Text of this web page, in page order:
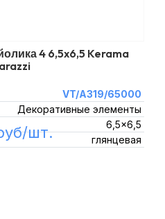
4 6,5x6,5 Kerama
VT/A319/65000
Декоративные элементы
6,5x6,5
глянцевая
шт.